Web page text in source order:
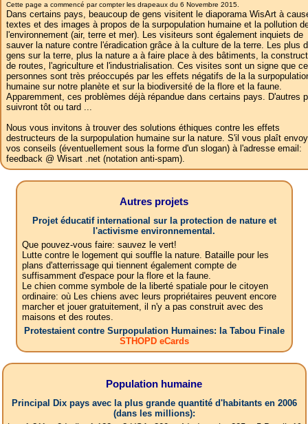
Cette page a commencé par compter les drapeaux du 6 Novembre 2015.
Dans certains pays, beaucoup de gens visitent le diaporama WisArt à
textes et des images à propos de la surpopulation humaine et la pollution
l'environnement (air, terre et mer). Les visiteurs sont également inquiets de
sauver la nature contre l'éradication grâce à la culture de la terre. Les plus
gens sur la terre, plus la nature a à faire place à des bâtiments, la
de routes, l'agriculture et l'industrialisation. Ces visites sont un signe que
personnes sont très préoccupés par les effets négatifs de la la
humaine sur notre planète et sur la biodiversité de la flore et la faune.
Apparemment, ces problèmes déjà répandue dans certains pays. D'autres
suivront tôt ou tard ...
Nous vous invitons à trouver des solutions éthiques contre les effets
destructeurs de la surpopulation humaine sur la nature. S'il vous plaît
vos conseils (éventuellement sous la forme d'un slogan) à l'adresse email:
feedback @ Wisart .net (notation anti-spam).
Autres projets
Projet éducatif international sur la protection de nature et
l'activisme environnemental.
Que pouvez-vous faire: sauvez le vert!
Lutte contre le logement qui souffle la nature. Bataille pour les
plans d'atterrissage qui tiennent également compte de
suffisamment d'espace pour la flore et la faune.
Le chien comme symbole de la liberté spatiale pour le citoyen
ordinaire: où Les chiens avec leurs propriétaires peuvent encore
marcher et jouer gratuitement, il n'y a pas construit avec des
maisons et des routes.
Protestaient contre Surpopulation Humaines: la Tabou Finale
STHOPD eCards
Population humaine
Principal Dix pays avec la plus grande quantité d'habitants en 2006
(dans les millions):